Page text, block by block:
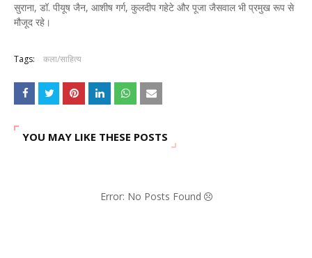
सुराना, डॉ. पीयूष जैन, आशीष गर्ग, कुलदीप गहेटे और पूजा जैसवाल भी प्रमुख रूप से
मौजूद रहे।
Tags: कला/साहित्य
YOU MAY LIKE THESE POSTS
Error: No Posts Found